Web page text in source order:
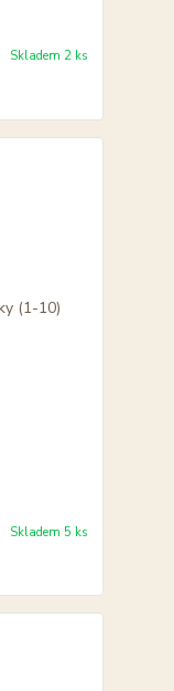
Skladem 2 ks
Skladem 5 ks